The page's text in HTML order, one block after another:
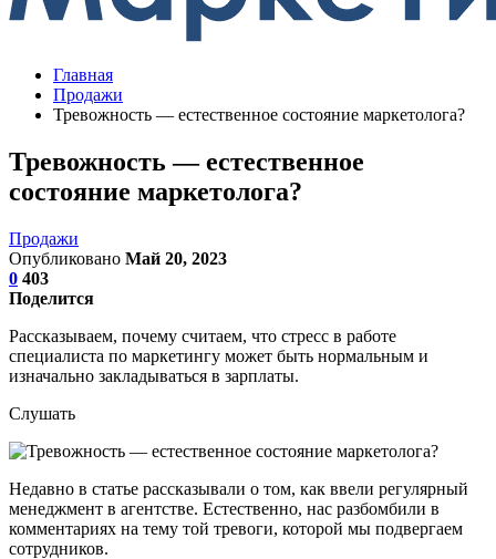
Главная
Продажи
Тревожность — естественное состояние маркетолога?
Тревожность — естественное
состояние маркетолога?
Продажи
Опубликовано Май 20, 2023
0 403
Поделится
Рассказываем, почему считаем, что стресс в работе
специалиста по маркетингу может быть нормальным и
изначально закладываться в зарплаты.
Слушать
Недавно в статье рассказывали о том, как ввели регулярный
менеджмент в агентстве. Естественно, нас разбомбили в
комментариях на тему той тревоги, которой мы подвергаем
сотрудников.